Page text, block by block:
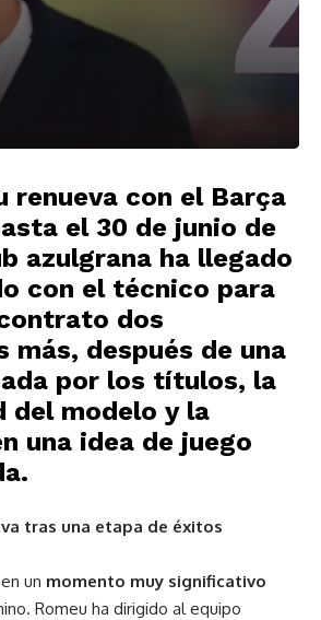
renueva con el Barça
el 30 de junio de
azulgrana ha llegado
con el técnico para
dos
más, después de una
por los títulos, la
del modelo y la
una idea de juego
tras una etapa de éxitos
un momento muy significativo
Romeu ha dirigido al equipo